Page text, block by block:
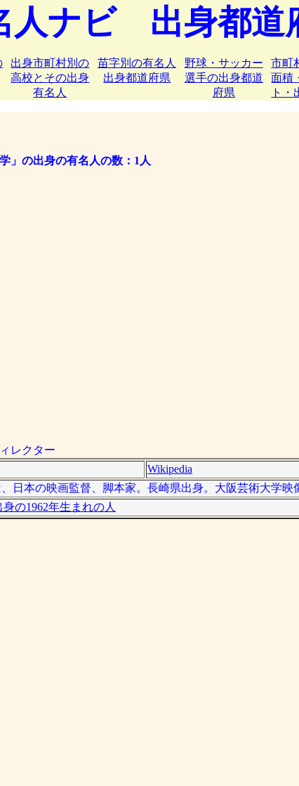
人ナビ 出身都道
出身市町村別の
高校とその出身
有名人
苗字別の有名人
出身都道府県
野球・サッカー
選手の出身都道
府県
市町
面積
ト・
」の出身の有名人の数：1人
レクター
Wikipedia
日本の映画監督、脚本家。長崎県出身。大阪芸術大学映
の1962年生まれの人